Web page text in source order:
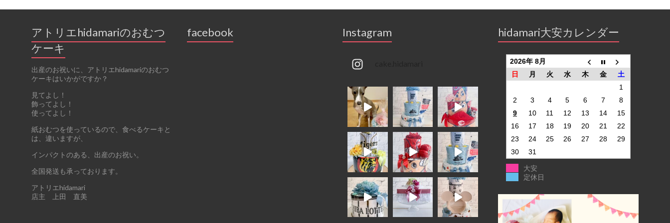
アトリエhidamariのおむつ
ケーキ
出産のお祝いに、アトリエhidamariのおむつ
ケーキはいかがですか？
見てよし！
飾ってよし！
使ってよし！
紙おむつを使っているので、食べるケーキと
は、違いますが、
インパクトのある、出産のお祝い。
全国発送も承っております。
アトリエhidamari
店主 上田 直美
facebook Instagram hidamari大安カレンダー
2026年 8月
日
月 火 水 木 金
土
1
2
3 4 5 6 7
8
9
10 11 12 13 14
15
16
17 18 19 20 21
22
23
24 25 26 27 28
29
30
31
大安
定休日